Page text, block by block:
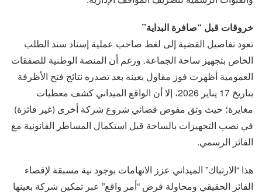
خروقات قبل “صافرة البداية”
تعود تفاصيل القضية إلى لغط صاحب عملية إسناد سند الطلب
الخاص بتجهيز ساحة الجماعة. ورغم أن المنصة الوطنية للصفقات
العمومية أظهرت فوز مقاول بعينه بعد تصدره نتائج فتح الأظرفة
بتاريخ 17 يناير 2026، إلا أن الواقع الميداني كشف معطيات
مغايرة؛ حيث وثق مفوض قضائي شروع شركة أخرى (غير فائزة)
في نصب التجهيزات بالساحة قبل استكمال المساطر القانونية مع
الفائز الرسمي.
هذا “الارتباك” الميداني عزز الاتهامات بوجود نية مسبقة لإقصاء
الفائز الحقيقي ومحاولة فرض “أمر واقع” عبر تمكين شركة بعينها